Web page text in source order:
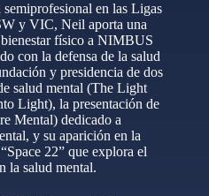
en las Ligas
y VIC, Neil aporta una
físico a NIMBUS
con la defensa de la salud
y presidencia de dos
salud mental (The Light
Light), la presentación de
Mental) dedicado a
y su aparición en la
22” que explora el
la salud mental.